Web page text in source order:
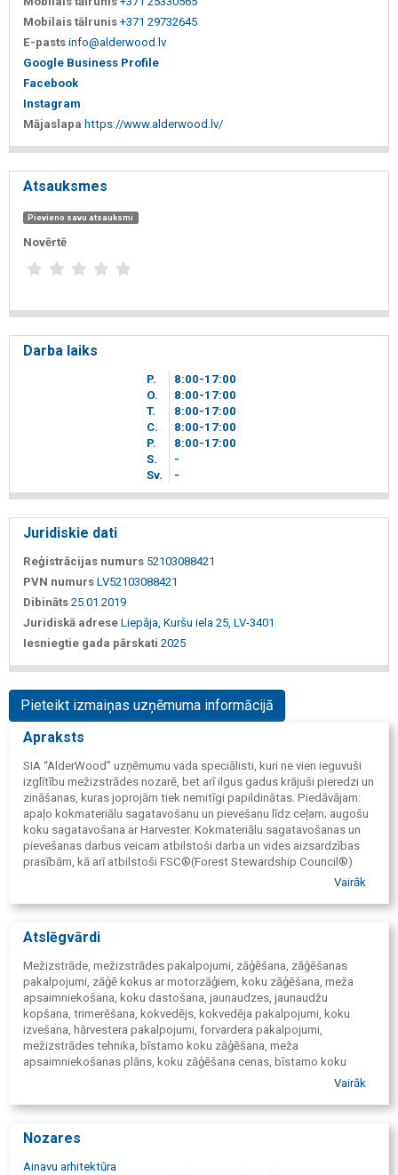
Mobilais tālrunis +371 29732645
E-pasts info@alderwood.lv
Google Business Profile
Facebook
Instagram
Mājaslapa https://www.alderwood.lv/
Atsauksmes
Pievieno savu atsauksmi
Novērtē
Darba laiks
P. 8 00-17 00
O.
8 00-17 00
T.
8 00-17 00
C.
8 00-17 00
P.
8 00-17 00
S.
-
Sv.
-
Juridiskie dati
Reģistrācijas numurs 52103088421
PVN numurs LV52103088421
Dibināts 25.01.2019
Juridiskā adrese Liepāja, Kuršu iela 25, LV-3401
Iesniegtie gada pārskati 2025
Pieteikt izmaiņas uzņēmuma informācijā
Apraksts
SIA “AlderWood” uzņēmumu vada speciālisti, kuri ne vien ieguvuši
izglītību mežizstrādes nozarē, bet arī ilgus gadus krājuši pieredzi un
zināšanas, kuras joprojām tiek nemitīgi papildinātas. Piedāvājam:
apaļo kokmateriālu sagatavošanu un pievešanu līdz ceļam; augošu
koku sagatavošana ar Harvester. Kokmateriālu sagatavošanas un
pievešanas darbus veicam atbilstoši darba un vides aizsardzības
prasībām, kā arī atbilstoši FSC®(Forest Stewardship Council®)
sertifikātiem. Katru mežu izstrādājam tā, lai tam būtu attīstībaVairāk
Atslēgvārdi
Mežizstrāde, mežizstrādes pakalpojumi, zāģēšana, zāģēšanas
pakalpojumi, zāģē kokus ar motorzāģiem, koku zāģēšana, meža
apsaimniekošana, koku dastošana, jaunaudzes, jaunaudžu
kopšana, trimerēšana, kokvedējs, kokvedēja pakalpojumi, koku
izvešana, hārvestera pakalpojumi, forvardera pakalpojumi,
mežizstrādes tehnika, bīstamo koku zāģēšana, meža
apsaimniekošanas plāns, koku zāģēšana cenas, bīstamo koku
zāģēšana cenas, mežizstrāde cenas, koku zāģēšana privātīpašumā,
apsaimniekošanas plāns cena, jaunaudžu kopšana, mežizstrādes
tehnikas pakalpojumi, Zāģeri, AlderWood, Mežsaimniecība
Vairāk
Nozares
Ainavu arhitektūra